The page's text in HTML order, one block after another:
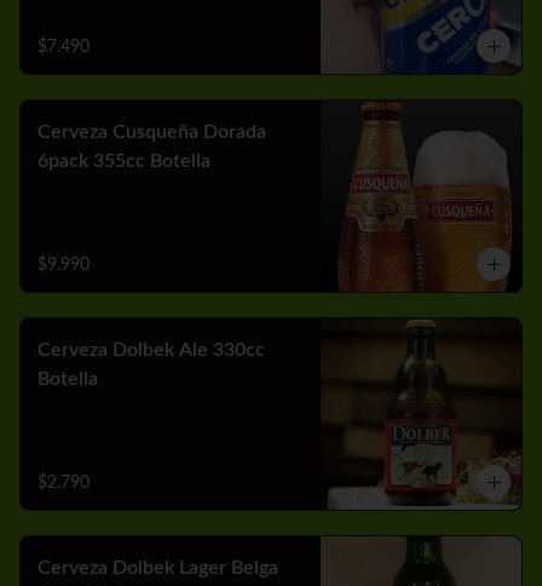
$7.490
Cerveza Cusqueña Dorada
6pack 355cc Botella
$9.990
Cerveza Dolbek Ale 330cc
Botella
$2.790
Cerveza Dolbek Lager Belga